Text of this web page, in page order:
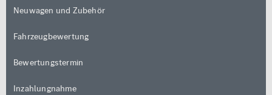
Kleinwagen
Qualitätssiegel
Junge Sterne
Neuwagen und Zubehör
Fahrzeugbewertung
Bewertungstermin
Inzahlungnahme